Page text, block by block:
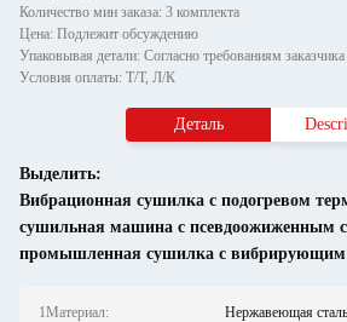
Количество мин заказа: 3 комплекта
Цена: Подлежит обсуждению
Упаковывая детали: Согласно требованиям заказчика
Условия оплаты: Т/Т, Л/К
Деталь
Выделить:
Вибрационная сушилка с подогревом
сушильная машина с псевдоожиженным
промышленная сушилка с вибрирующим
1Материал: Нержавеющая